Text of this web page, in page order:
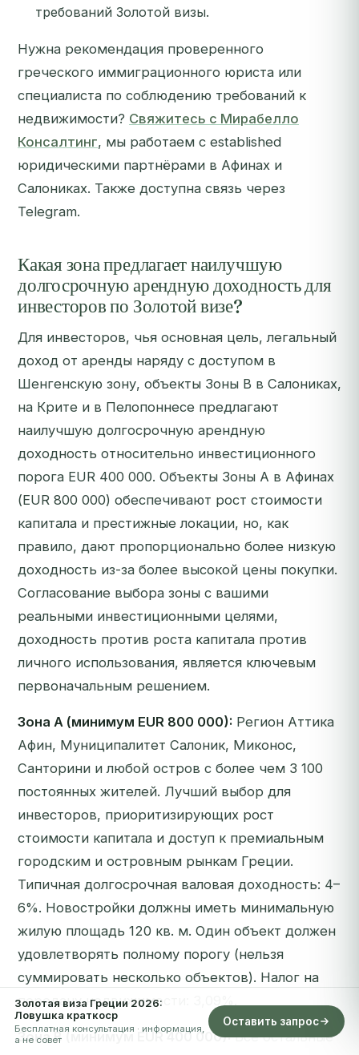
требований Золотой визы.
Нужна рекомендация проверенного
греческого иммиграционного юриста или
специалиста по соблюдению требований к
недвижимости? Свяжитесь с Мирабелло
Консалтинг, мы работаем с established
юридическими партнёрами в Афинах и
Салониках. Также доступна связь через
Telegram.
Какая зона предлагает наилучшую
долгосрочную арендную доходность для
инвесторов по Золотой визе?
Для инвесторов, чья основная цель, легальный
доход от аренды наряду с доступом в
Шенгенскую зону, объекты Зоны B в Салониках,
на Крите и в Пелопоннесе предлагают
наилучшую долгосрочную арендную
доходность относительно инвестиционного
порога EUR 400 000. Объекты Зоны A в Афинах
(EUR 800 000) обеспечивают рост стоимости
капитала и престижные локации, но, как
правило, дают пропорционально более низкую
доходность из-за более высокой цены покупки.
Согласование выбора зоны с вашими
реальными инвестиционными целями,
доходность против роста капитала против
личного использования, является ключевым
первоначальным решением.
Зона A (минимум EUR 800 000): Регион Аттика
Афин, Муниципалитет Салоник, Миконос,
Санторини и любой остров с более чем 3 100
постоянных жителей. Лучший выбор для
инвесторов, приоритизирующих рост
стоимости капитала и доступ к премиальным
городским и островным рынкам Греции.
Типичная долгосрочная валовая доходность: 4–
6%. Новостройки должны иметь минимальную
жилую площадь 120 кв. м. Один объект должен
удовлетворять полному порогу (нельзя
суммировать несколько объектов). Налог на
передачу недвижимости: 3,09%.
Зона B (минимум EUR 400 000):Все остальные
Золотая виза Греции 2026:
Ловушка краткоср
Бесплатная консультация · информация,
а не совет
Оставить запрос